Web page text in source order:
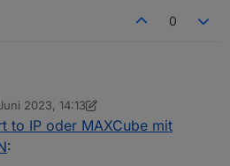
0
2023, 14:13
ESP8266
to IP oder MAXCube mit
: